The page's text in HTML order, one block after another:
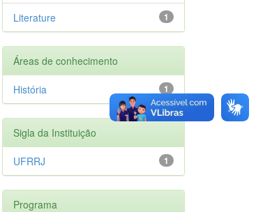
1
Literature
Áreas de conhecimento
1
História
Sigla da Instituição
1
UFRRJ
Programa